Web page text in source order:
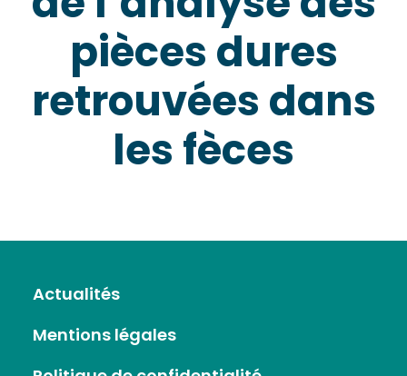
pièces dures
retrouvées dans
les fèces
Actualités
Mentions légales